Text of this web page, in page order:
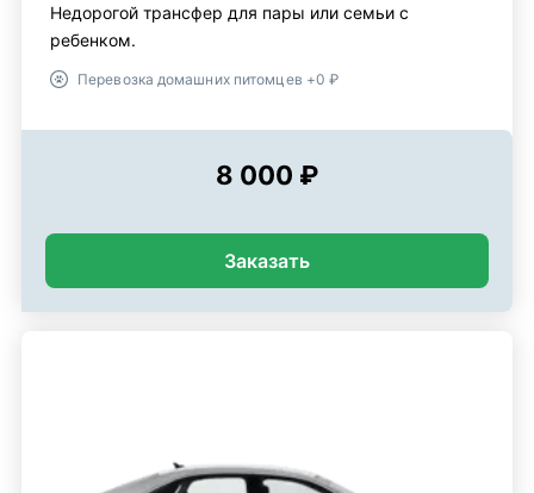
Недорогой трансфер для пары или семьи с
ребенком.
Перевозка домашних питомцев +0 ₽
8 000 ₽
Заказать